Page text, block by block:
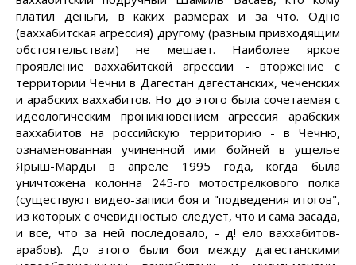
платил деньги, в каких размерах и за что. Одно
(ваххабитская агрессия) другому (разным привходящим
обстоятельствам) не мешает. Наиболее яркое
проявление ваххабитской агрессии - вторжение с
территории Чечни в Дагестан дагестанских, чеченских
и арабских ваххабитов. Но до этого была сочетаемая с
идеологическим проникновением агрессия арабских
ваххабитов на российскую территорию - в Чечню,
ознаменованная учиненной ими бойней в ущелье
Ярыш-Марды в апреле 1995 года, когда была
уничтожена колонна 245-го мотострелкового полка
(существуют видео-записи боя и "подведения итогов",
из которых с очевидностью следует, что и сама засада,
и все, что за ней последовало, - д! ело ваххабитов-
арабов). До этого были бои между дагестанскими